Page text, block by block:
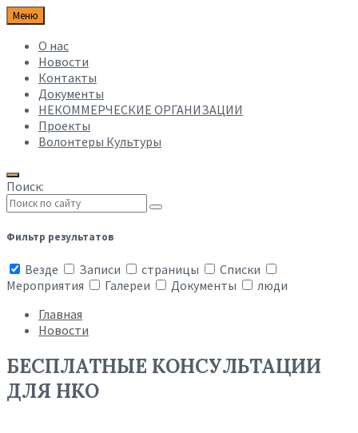
Меню
О нас
Новости
Контакты
Документы
НЕКОММЕРЧЕСКИЕ ОРГАНИЗАЦИИ
Проекты
Волонтеры Культуры
Поиск:
Фильтр результатов
Везде Записи страницы
Списки
Мероприятия
Галереи Документы
люди
Главная
Новости
БЕСПЛАТНЫЕ КОНСУЛЬТАЦИИ
ДЛЯ НКО